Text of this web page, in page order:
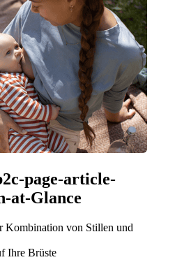
page-article-
at-Glance
Kombination von Stillen und
Ihre Brüste